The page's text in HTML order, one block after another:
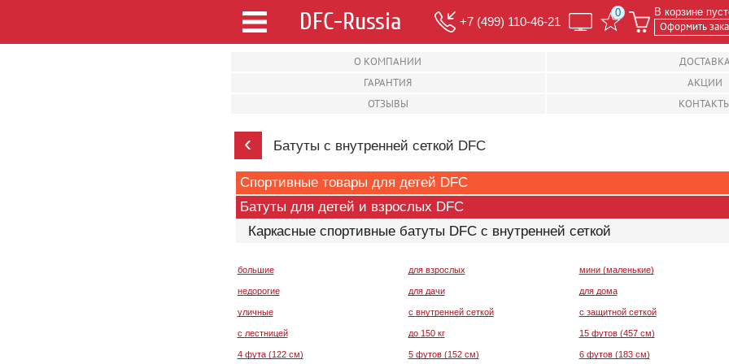
+7 (499) 110-46-21
0 В корзине
Оформить
О КОМПАНИИ
ГАРАНТИЯ
АКЦИИ
ОТЗЫВЫ
‹ Батуты с внутренней сеткой DFC
Спортивные товары для детей DFC
Батуты для детей и взрослых DFC
Каркасные спортивные батуты DFC с внутренней сеткой
большие для взрослых мини (маленькие)
недорогие для дачи для дома
уличные с внутренней сеткой с защитной сеткой
с лестницей до 150 кг 15 футов (457 см)
4 фута (122 см) 5 футов (152 см) 6 футов (183 см)